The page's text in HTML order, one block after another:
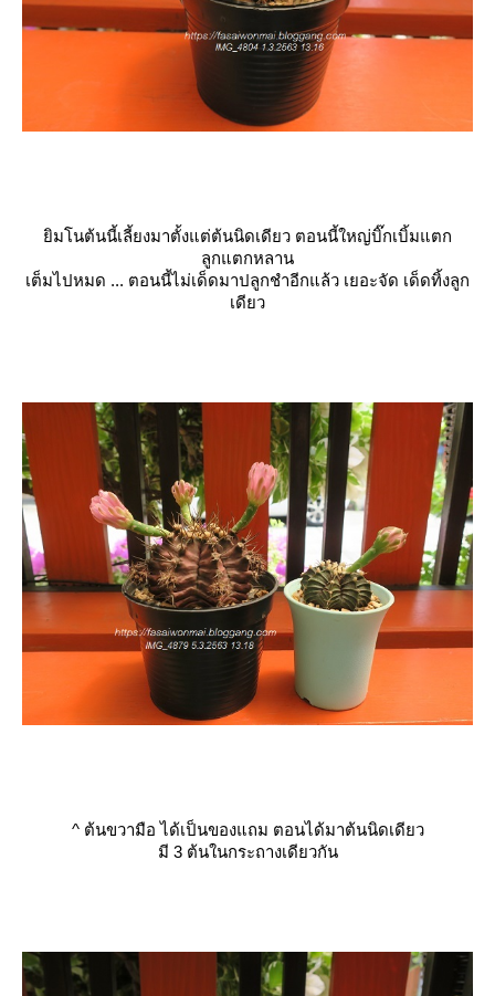
ิมโนต้นนี้เลี้ยงมาตั้งแต่ต้นนิดเดียว ตอนนี้ใหญ่บิ๊กเบิ้มแตก
ลูกแตกหลาน
เต็มไปหมด ... ตอนนี้ไม่เด็ดมาปลูกชำอีกแล้ว เยอะจัด เด็ดทิ้งลูก
เดียว
^ต้นขวามือ ได้เป็นของแถม ตอนได้มาต้นนิดเดียว
มี 3 ต้นในกระถางเดียวกัน